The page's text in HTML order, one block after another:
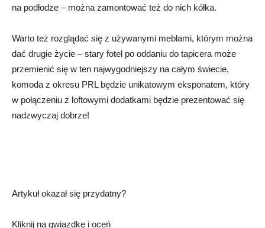
na podłodze – można zamontować też do nich kółka.
Warto też rozglądać się z używanymi meblami, którym można
dać drugie życie – stary fotel po oddaniu do tapicera może
przemienić się w ten najwygodniejszy na całym świecie,
komoda z okresu PRL będzie unikatowym eksponatem, który
w połączeniu z loftowymi dodatkami będzie prezentować się
nadzwyczaj dobrze!
Artykuł okazał się przydatny?
Kliknij na gwiazdkę i oceń